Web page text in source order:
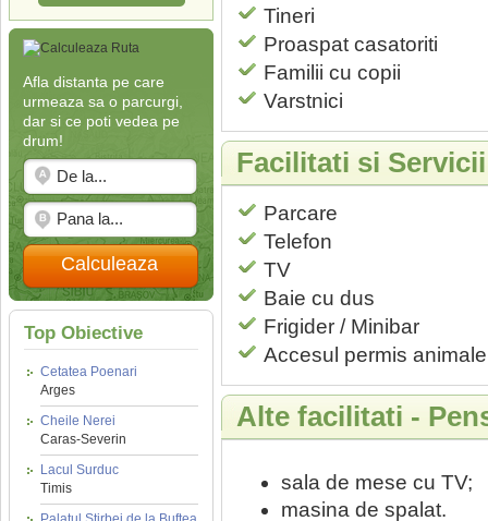
Afla distanta pe care
urmeaza sa o parcurgi,
dar si ce poti vedea pe
drum!
Calculeaza
Top Obiective
Cetatea Poenari
Arges
Cheile Nerei
Caras-Severin
Lacul Surduc
Timis
Tineri
Proaspat casatoriti
Familii cu copii
Varstnici
Facilitati si
Parcare
Telefon
TV
Baie cu dus
Frigider / Minibar
Accesul permis animale
Alte facilitati -
sala de mese cu TV;
masina de spalat.